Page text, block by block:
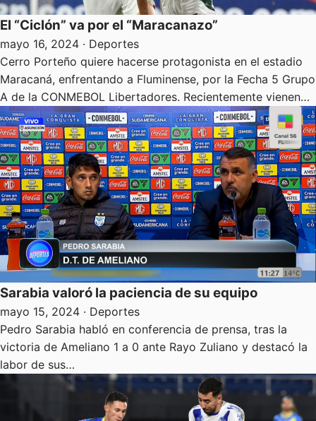
El “Ciclón” va por el “Maracanazo”
mayo 16, 2024 · Deportes
Cerro Porteño quiere hacerse protagonista en el estadio
Maracaná, enfrentando a Fluminense, por la Fecha 5 Grupo
A de la CONMEBOL Libertadores. Recientemente vienen…
Sarabia valoró la paciencia de su equipo
mayo 15, 2024 · Deportes
Pedro Sarabia habló en conferencia de prensa, tras la
victoria de Ameliano 1 a 0 ante Rayo Zuliano y destacó la
labor de sus…